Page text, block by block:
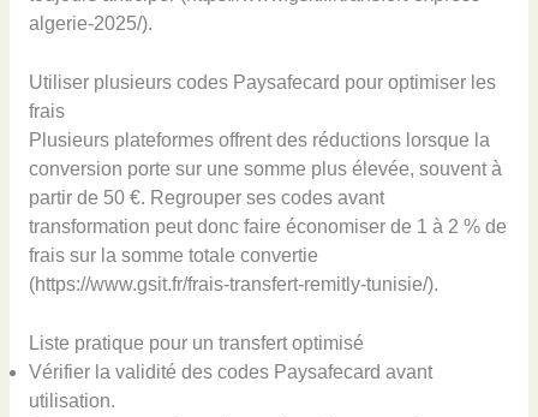
algerie-2025/).
Utiliser plusieurs codes Paysafecard pour optimiser les
frais
Plusieurs plateformes offrent des réductions lorsque la
conversion porte sur une somme plus élevée, souvent à
partir de 50 €. Regrouper ses codes avant
transformation peut donc faire économiser de 1 à 2 % de
frais sur la somme totale convertie
(https://www.gsit.fr/frais-transfert-remitly-tunisie/).
Liste pratique pour un transfert optimisé
Vérifier la validité des codes Paysafecard avant
utilisation.